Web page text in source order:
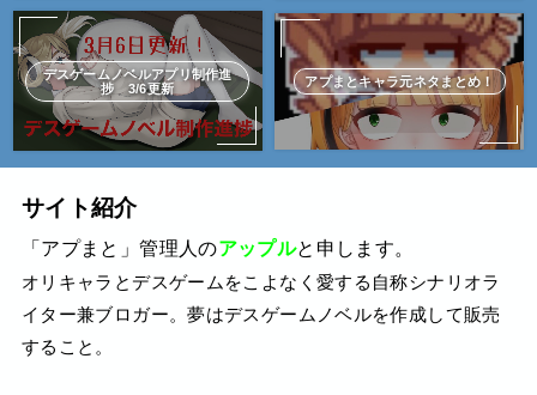
デスゲームノベルアプリ制作進
捗 3/6更新
アプまとキャラ元ネタまとめ！
サイト紹介
「アプまと」管理人のアップルと申します。
オリキャラとデスゲームをこよなく愛する自称シナリオラ
イター兼ブロガー。夢はデスゲームノベルを作成して販売
すること。